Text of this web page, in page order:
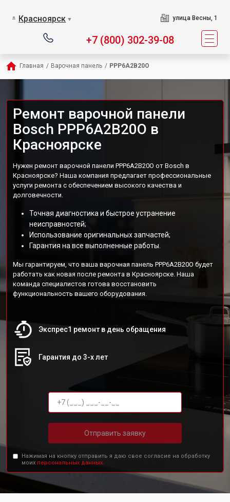
Красноярск ▼ улица Весны, 1
+7 (800) 302-39-08
Главная / Варочная панель / PPP6A2B20O
Ремонт варочной панели
Bosch PPP6A2B20O в
Красноярске
Нужен ремонт варочной панели PPP6A2B20O от Bosch в
Красноярске? Наша компания предлагает профессиональные
услуги ремонта с обеспечением высокого качества и
долговечности.
Точная диагностика и быстрое устранение
неисправностей;
Использование оригинальных запчастей;
Гарантия на все выполненные работы.
Мы гарантируем, что ваша варочная панель PPP6A2B20O будет
работать как новая после ремонта в Красноярске. Наша
команда специалистов готова восстановить
функциональность вашего оборудования.
Экспрес1 ремонт в день обращения
Гарантия до 3-х лет
Отправить заявку
Нажимая на кнопку отправить я даю свое согласие на обработку
моих персональных данных.